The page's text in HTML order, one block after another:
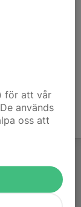
för att vår
används
oss att